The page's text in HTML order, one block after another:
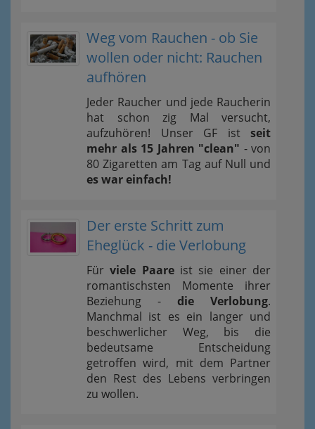
Weg vom Rauchen - ob Sie
wollen oder nicht: Rauchen
aufhören
Jeder Raucher und jede Raucherin
hat schon zig Mal versucht,
aufzuhören! Unser GF ist seit
mehr als 15 Jahren "clean" - von
80 Zigaretten am Tag auf Null und
es war einfach!
Der erste Schritt zum
Eheglück - die Verlobung
Fürviele Paareist sie einer der
romantischsten Momente ihrer
Beziehung - die Verlobung.
Manchmal ist es ein langer und
beschwerlicher Weg, bis die
bedeutsame Entscheidung
getroffen wird, mit dem Partner
den Rest des Lebens verbringen
zu wollen.